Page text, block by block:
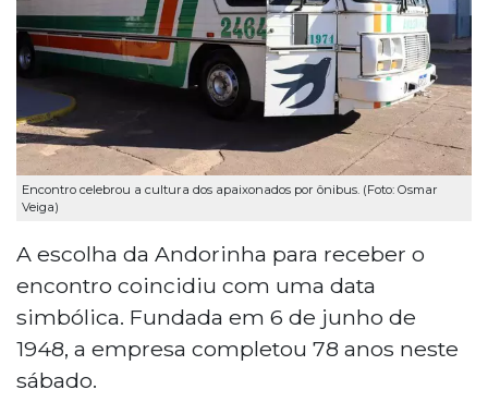
Encontro celebrou a cultura dos apaixonados por ônibus. (Foto: Osmar
Veiga)
A escolha da Andorinha para receber o
encontro coincidiu com uma data
simbólica. Fundada em 6 de junho de
1948, a empresa completou 78 anos neste
sábado.